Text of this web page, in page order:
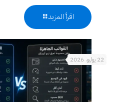
اقرأ المزيد
22 يوليو، 2026